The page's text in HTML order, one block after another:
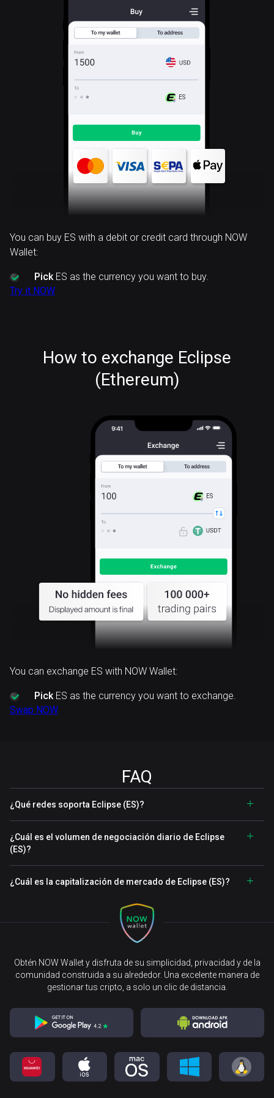
ES
You can buy ES with a debit or credit card through NOW
Wallet:
PickES as the currency you want to buy.
Try it NOW
How to exchange Eclipse
(Ethereum)
ES
You can exchange ES with NOW Wallet:
PickES as the currency you want to exchange.
Swap NOW
FAQ
¿Qué redes soporta Eclipse (ES)?
¿Cuál es el volumen de negociación diario de Eclipse
(ES)?
¿Cuál es la capitalización de mercado de Eclipse (ES)?
Obtén NOW Wallet y disfruta de su simplicidad, privacidad y de la
comunidad construida a su alrededor. Una excelente manera de
gestionar tus cripto, a solo un clic de distancia.